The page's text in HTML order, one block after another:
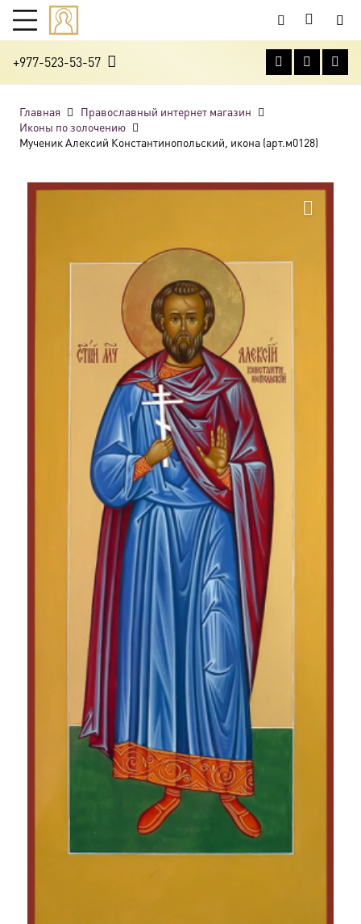
+977-523-53-57
Главная
Православный интернет магазин
Иконы по золочению
Мученик Алексий Константинопольский, икона (арт.м0128)